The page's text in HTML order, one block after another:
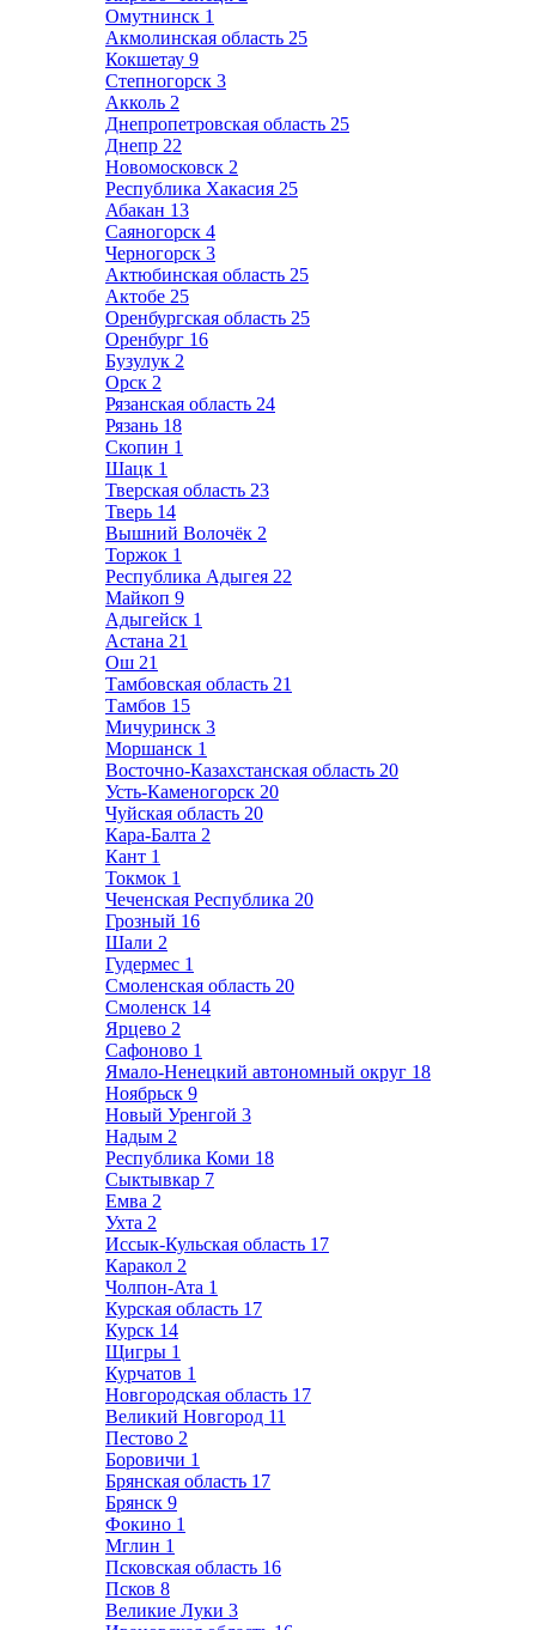
Омутнинск 1
Акмолинская область 25
Кокшетау 9
Степногорск 3
Акколь 2
Днепропетровская область 25
Днепр 22
Новомосковск 2
Республика Хакасия 25
Абакан 13
Саяногорск 4
Черногорск 3
Актюбинская область 25
Актобе 25
Оренбургская область 25
Оренбург 16
Бузулук 2
Орск 2
Рязанская область 24
Рязань 18
Скопин 1
Шацк 1
Тверская область 23
Тверь 14
Вышний Волочёк 2
Торжок 1
Республика Адыгея 22
Майкоп 9
Адыгейск 1
Астана 21
Ош 21
Тамбовская область 21
Тамбов 15
Мичуринск 3
Моршанск 1
Восточно-Казахстанская область 20
Усть-Каменогорск 20
Чуйская область 20
Кара-Балта 2
Кант 1
Токмок 1
Чеченская Республика 20
Грозный 16
Шали 2
Гудермес 1
Смоленская область 20
Смоленск 14
Ярцево 2
Сафоново 1
Ямало-Ненецкий автономный округ 18
Ноябрьск 9
Новый Уренгой 3
Надым 2
Республика Коми 18
Сыктывкар 7
Емва 2
Ухта 2
Иссык-Кульская область 17
Каракол 2
Чолпон-Ата 1
Курская область 17
Курск 14
Щигры 1
Курчатов 1
Новгородская область 17
Великий Новгород 11
Пестово 2
Боровичи 1
Брянская область 17
Брянск 9
Фокино 1
Мглин 1
Псковская область 16
Псков 8
Великие Луки 3